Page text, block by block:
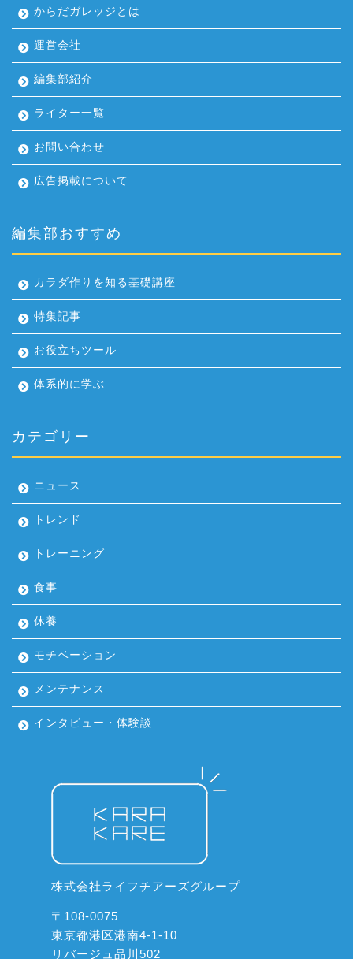
からだガレッジとは
運営会社
編集部紹介
ライター一覧
お問い合わせ
広告掲載について
編集部おすすめ
カラダ作りを知る基礎講座
特集記事
お役立ちツール
体系的に学ぶ
カテゴリー
ニュース
トレンド
トレーニング
食事
休養
モチベーション
メンテナンス
インタビュー・体験談
株式会社ライフチアーズグループ
〒108-0075
東京都港区港南4-1-10
リバージュ品川502